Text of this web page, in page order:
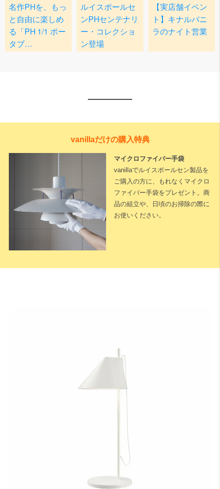
vanillaだけの購入特典
マイクロファイバー手袋
vanillaでルイスポールセン製品を
ご購入の方に、もれなくマイクロ
ファイバー手袋をプレゼント。商
品の組立や、日頃のお掃除の際に
お使いください。